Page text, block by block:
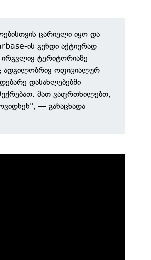
ცარიელი იყო და
ის გუნდი აქტიურად
ირგვლივ ტერიტორიაზე
ადგილობრივ ოფიციალურ
დასახლებებში
მათ ვაფრთხილებთ,
— განაცხადა